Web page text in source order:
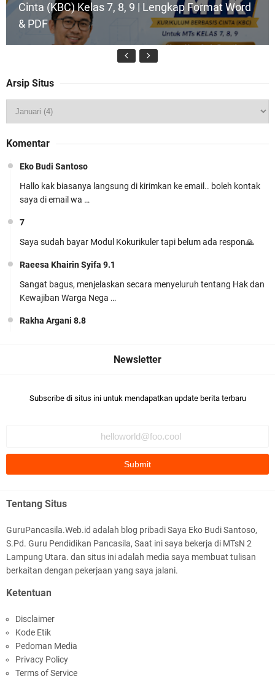
Cinta (KBC) Kelas 7, 8, 9 | Lengkap Format Word
& PDF
Cinta (KBC) Lengkap Siap Pakai
Siap Mengajar Tanpa Ribet! Download Modul
(KBC) Lengkap
Perangkat Ajar Deep Learning SMP Pendidikan
046/H/KR/2025
Perangkat Ajar Deep Learning Pendidikan
Modul Ajar IPA MTs Kelas 9 Kurikulum Berbasis
Cinta (KBC) Lengkap Semester 1 & 2
Arsip Situs
Komentar
Eko Budi Santoso
Hallo kak biasanya langsung di kirimkan ke email.. boleh kontak
saya di email wa …
7
Saya sudah bayar Modul Kokurikuler tapi belum ada respon🙏
Raeesa Khairin Syifa 9.1
Sangat bagus, menjelaskan secara menyeluruh tentang Hak dan
Kewajiban Warga Nega …
Rakha Argani 8.8
BAGUSSS👍👍👍👍👍👍👍👍👍👍👍👍👍👍👍👍👍👍👍👍👍👍👍👍
👍👍👍👍👍
AFFANS RAHMAT JAYA 9.3
bagus 👍👍
Andre Wiguna 9.1
Bagus banget🥰
Citra Aprilia Mufarokhah
Bagus
Syifa Agustina Ramadani 9.1
Subscribe di situs ini untuk mendapatkan update berita terbaru
Tentang Situs
GuruPancasila.Web.id adalah blog pribadi Saya Eko Budi Santoso,
S.Pd. Guru Pendidikan Pancasila, Saat ini saya bekerja di MTsN 2
Lampung Utara. dan situs ini adalah media saya membuat tulisan
berkaitan dengan pekerjaan yang saya jalani.
Ketentuan
Disclaimer
Kode Etik
Pedoman Media
Privacy Policy
Terms of Service